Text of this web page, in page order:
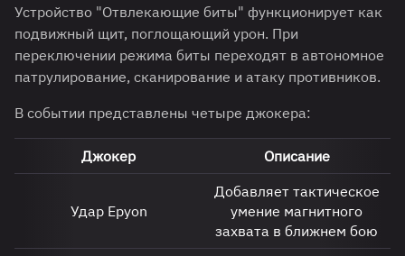
Устройство "Отвлекающие биты" функционирует как
подвижный щит, поглощающий урон. При
переключении режима биты переходят в автономное
патрулирование, сканирование и атаку противников.
В событии представлены четыре джокера:
Джокер Описание
Удар Epyon
Добавляет тактическое
умение магнитного
захвата в ближнем бою